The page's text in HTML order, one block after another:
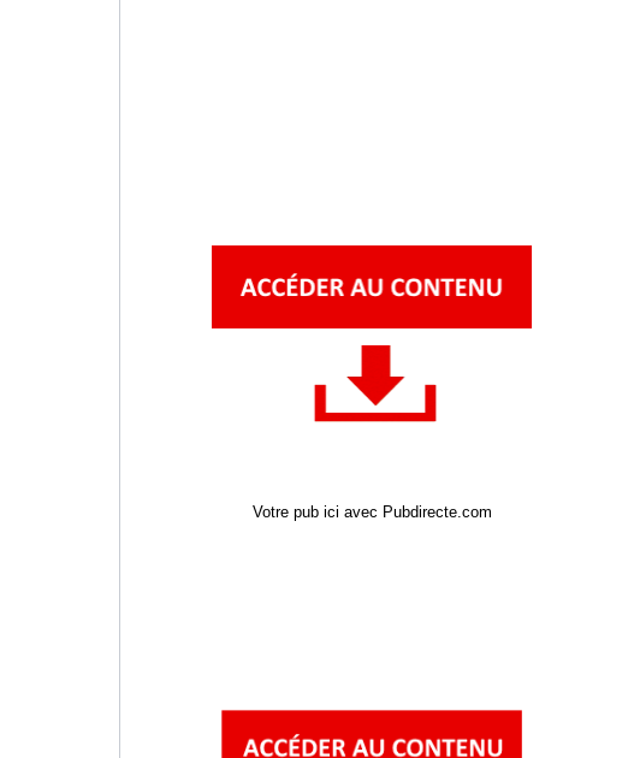
Votre pub ici avec Pubdirecte.com